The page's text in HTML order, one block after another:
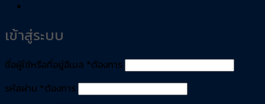
เข้าสู่ระบบ
ชื่อผู้ใช้หรือที่อยู่อีเมล *ต้องการ
รหัสผ่าน *ต้องการ